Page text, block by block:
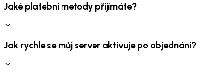
Jaké platební metody přijímáte?
Jak rychle se můj server aktivuje po objednání?